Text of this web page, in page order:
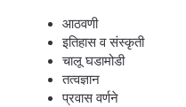
आठवणी
इतिहास व संस्कृती
चालू घडामोडी
तत्वज्ञान
प्रवास वर्णने